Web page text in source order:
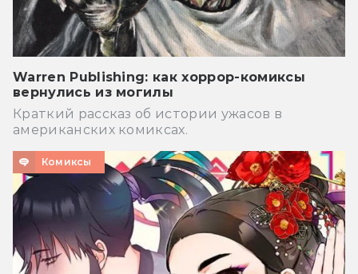
Warren Publishing: как хоррор-комиксы
вернулись из могилы
Краткий рассказ об истории ужасов в
американских комиксах.
Комиксы